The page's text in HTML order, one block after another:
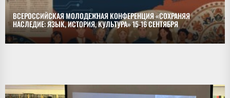
ВСЕРОССИЙСКАЯ МОЛОДЕЖНАЯ КОНФЕРЕНЦИЯ «СОХРАНЯЯ
НАСЛЕДИЕ: ЯЗЫК, ИСТОРИЯ, КУЛЬТУРА» 15-16 СЕНТЯБРЯ